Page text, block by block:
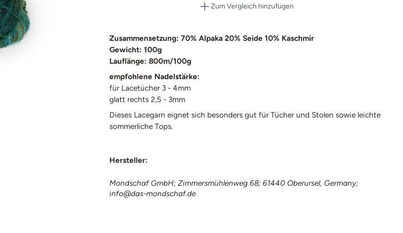
Zum Vergleich hinzufügen
Zusammensetzung: 70% Alpaka 20% Seide 10% Kaschmir
Gewicht: 100g
Lauflänge: 800m/100g
empfohlene Nadelstärke:
für Lacetücher 3 - 4mm
glatt rechts 2,5 - 3mm
Dieses Lacegarn eignet sich besonders gut für Tücher und Stolen sowie leichte
sommerliche Tops.
Hersteller:
Mondschaf GmbH; Zimmersmühlenweg 68; 61440 Oberursel, Germany;
info@das-mondschaf.de